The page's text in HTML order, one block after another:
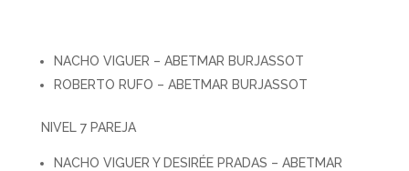
NACHO VIGUER – ABETMAR BURJASSOT
ROBERTO RUFO – ABETMAR BURJASSOT
NIVEL 7 PAREJA
NACHO VIGUER Y DESIRÉE PRADAS – ABETMAR